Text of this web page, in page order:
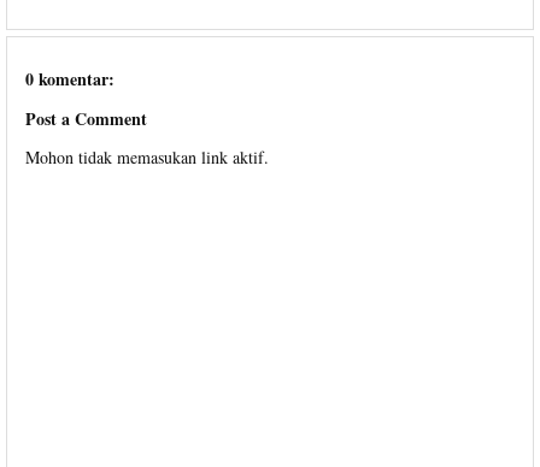
0 komentar:
Post a Comment
Mohon tidak memasukan link aktif.